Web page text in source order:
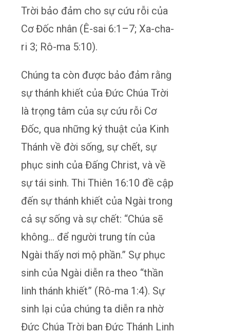
Trời bảo đảm cho sự cứu rỗi của
Cơ Đốc nhân (Ê-sai 6:1–7; Xa-cha-
ri 3; Rô-ma 5:10).
Chúng ta còn được bảo đảm rằng
sự thánh khiết của Đức Chúa Trời
là trọng tâm của sự cứu rỗi Cơ
Đốc, qua những ký thuật của Kinh
Thánh về đời sống, sự chết, sự
phục sinh của Đấng Christ, và về
sự tái sinh. Thi Thiên 16:10 đề cập
đến sự thánh khiết của Ngài trong
cả sự sống và sự chết: “Chúa sẽ
không… để người trung tín của
Ngài thấy nơi mộ phần.” Sự phục
sinh của Ngài diễn ra theo “thần
linh thánh khiết” (Rô-ma 1:4). Sự
sinh lại của chúng ta diễn ra nhờ
Đức Chúa Trời ban Đức Thánh Linh